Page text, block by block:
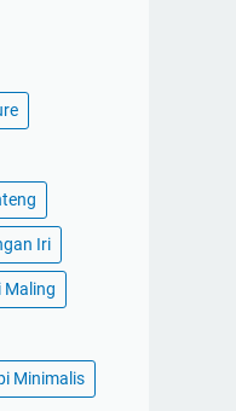
Iri
Maling
Minimalis